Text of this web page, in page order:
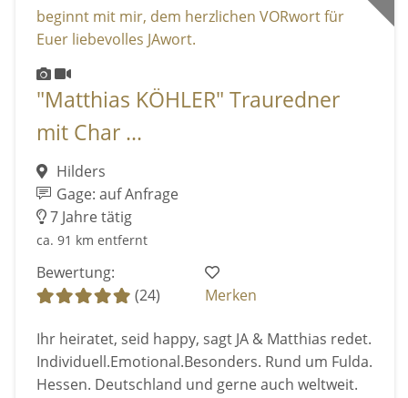
"Matthias KÖHLER" Trauredner
mit Char ...
Hilders
Gage: auf Anfrage
7 Jahre tätig
ca. 91 km entfernt
Bewertung:
(24)
Merken
Ihr heiratet, seid happy, sagt JA & Matthias redet.
Individuell.Emotional.Besonders. Rund um Fulda.
Hessen. Deutschland und gerne auch weltweit.